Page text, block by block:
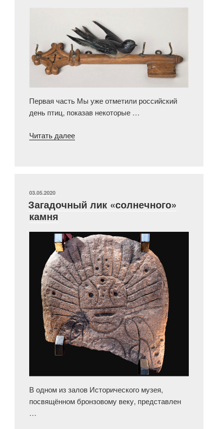
Первая часть Мы уже отметили российский
день птиц, показав некоторые …
Читать далее«4
ОПУБЛИКОВАНО
03.05.2020
Загадочный лик «солнечного»
камня
В одном из залов Исторического музея,
посвящённом бронзовому веку, представлен
…